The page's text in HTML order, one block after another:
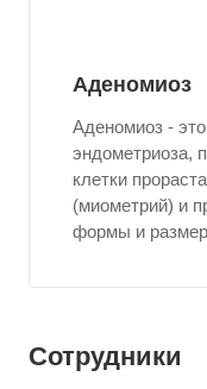
Аденомиоз
Аденомиоз -
эндометриоза,
клетки
(миометрий) и
формы и
Сотрудники